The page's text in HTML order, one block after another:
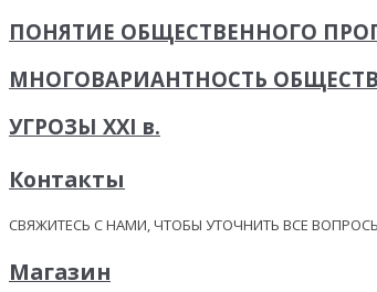
ПОНЯТИЕ ОБЩЕСТВЕННОГО
МНОГОВАРИАНТНОСТЬ
УГРОЗЫ XXI в.
Контакты
СВЯЖИТЕСЬ С НАМИ, ЧТОБЫ УТОЧНИТЬ ВСЕ
Магазин